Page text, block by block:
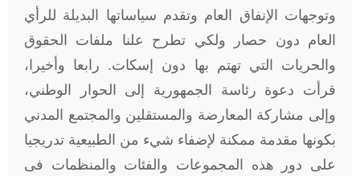
وتوجهات الإنفاق العام وتقدم سياساتها البديلة للرأي
العام دون حصار ولكي تطرح علنا ملفات الحقوق
والحريات التي تهتم بها دون إسكات. رابعا وأخيرا،
قرأت دعوة رئاسة الجمهورية إلى الحوار الوطني،
وإلى مشاركة المعارضة والمستقلين والمجتمع المدني
بكونها مقدمة ممكنة لإضفاء شيء من الطبيعية تدريجيا
على دور هذه المجموعات والفئات والمنظمات فى